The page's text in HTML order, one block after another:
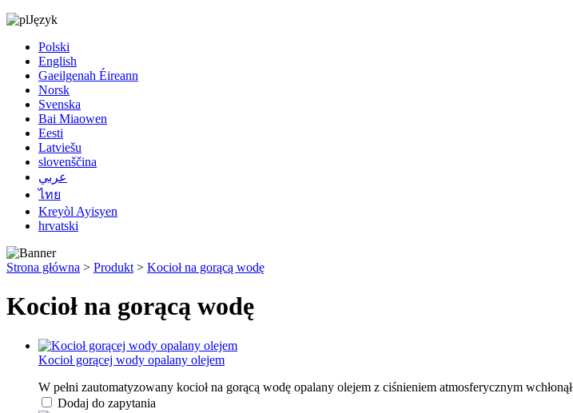
Język
Polski
English
Gaeilgenah Éireann
Norsk
Svenska
Bai Miaowen
Eesti
Latviešu
slovenščina
عربي
ไทย
Kreyòl Ayisyen
hrvatski
Strona główna > Produkt > Kocioł na gorącą wodę
Kocioł na gorącą wodę
Kocioł gorącej wody opalany olejem
W pełni zautomatyzowany kocioł na gorącą wodę opalany olejem z ciśnieniem atmosferycznym wchłonął
Dodaj do zapytania